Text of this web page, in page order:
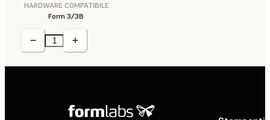
HARDWARE COMPATIBILE
Form 3/3B